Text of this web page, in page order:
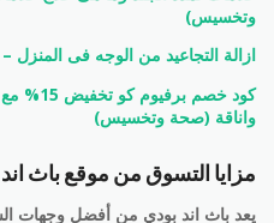
وتخسيس)
ازالة التجاعيد من الوجه فى
واناقة (صحة وتخسيس)
مزايا التسوق من موقع باث
يعد باث اند بودي من أفضل وجهات